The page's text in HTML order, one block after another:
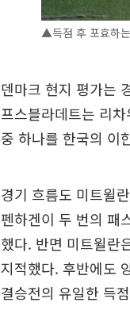
▲득점 후 포효하
덴마크 현지 평가는
프스블라데트는 리
중 하나를 한국의 이
경기 흐름도 미트윌
펜하겐이 두 번의 패
했다. 반면 미트윌란
지적했다. 후반에도
결승전의 유일한 득